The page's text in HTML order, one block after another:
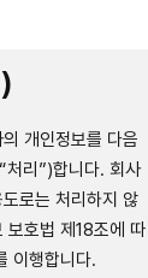
읽으시기 바랍니
개인정보를 다음
리”)합니다. 회사
로는 처리하지 않
보호법 제18조에 따
이행합니다.